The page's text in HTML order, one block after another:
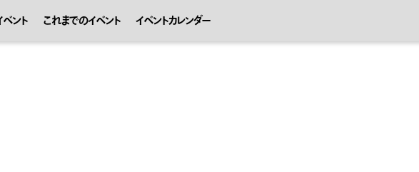
ント これまでのイベント イベントカレンダー